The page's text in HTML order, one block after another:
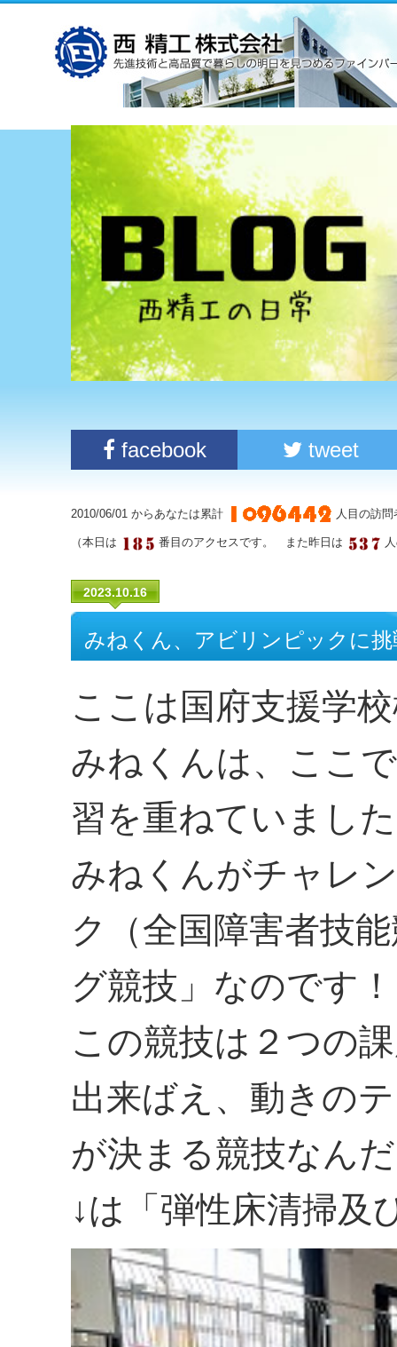
facebook tweet
2010/06/01 からあなたは累計 人目の訪
（本日は 番目のアクセスです。 また昨日は
2023.10.16
みねくん、アビリンピックに挑
ここは国府支援学
みねくんは、ここ
習を重ねていまし
みねくんがチャレ
ク（全国障害者技
グ競技」なのです！
この競技は２つの
出来ばえ、動きの
が決まる競技なん
↓は「弾性床清掃及